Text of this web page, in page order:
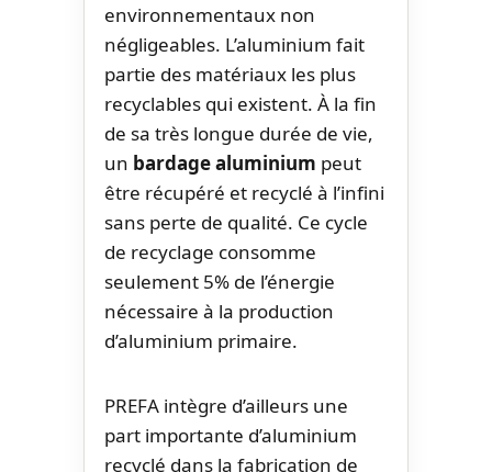
environnementaux non
négligeables. L’aluminium fait
partie des matériaux les plus
recyclables qui existent. À la fin
de sa très longue durée de vie,
un bardage aluminium peut
être récupéré et recyclé à l’infini
sans perte de qualité. Ce cycle
de recyclage consomme
seulement 5% de l’énergie
nécessaire à la production
d’aluminium primaire.
PREFA intègre d’ailleurs une
part importante d’aluminium
recyclé dans la fabrication de